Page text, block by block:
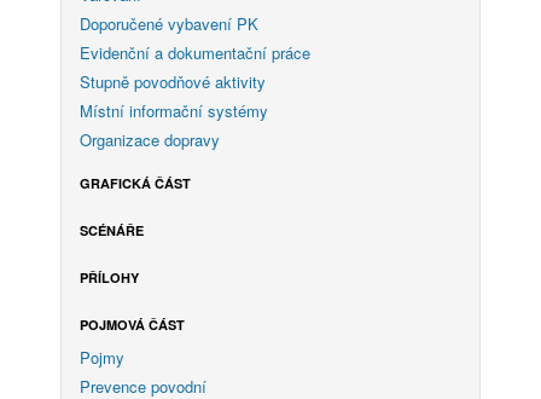
Doporučené vybavení PK
Evidenční a dokumentační práce
Stupně povodňové aktivity
Místní informační systémy
Organizace dopravy
GRAFICKÁ ČÁST
SCÉNÁŘE
PŘÍLOHY
POJMOVÁ ČÁST
Pojmy
Prevence povodní